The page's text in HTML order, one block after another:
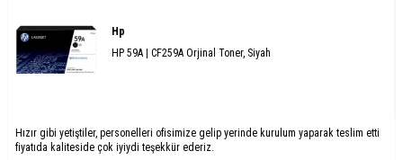
Hp
HP 59A | CF259A Orjinal Toner, Siyah
Hızır gibi yetiştiler, personelleri ofisimize gelip yerinde kurulum yaparak teslim etti
fiyatıda kaliteside çok iyiydi teşekkür ederiz.